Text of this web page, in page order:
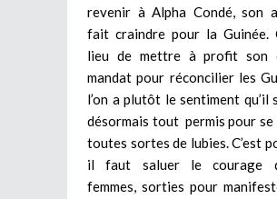
revenir à Alpha Condé, son
fait craindre pour la Guinée.
lieu de mettre à profit son
mandat pour réconcilier les
l’on a plutôt le sentiment qu’il
désormais tout permis pour
toutes sortes de lubies. C’est
il faut saluer le courage
femmes, sorties pour